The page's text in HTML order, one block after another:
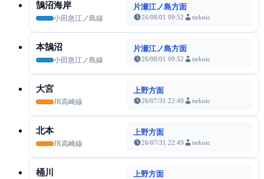
鵠沼海岸
小田急江ノ島線
片瀬江ノ島方面
26/08/01 09:52 tsrknic
本鵠沼
小田急江ノ島線
片瀬江ノ島方面
26/08/01 09:52 tsrknic
大宮
JR高崎線
上野方面
26/07/31 22:49 tsrknic
北本
JR高崎線
上野方面
26/07/31 22:49 tsrknic
桶川 上野方面